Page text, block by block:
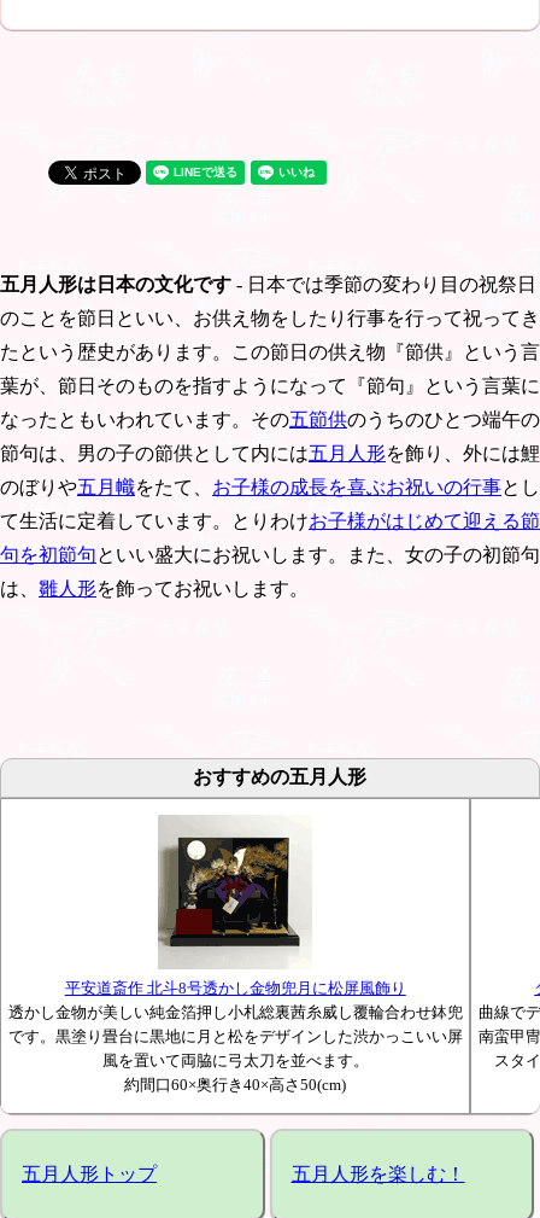
五月人形は日本の文化です - 日本では季節の変わり目の祝祭日
のことを節日といい、お供え物をしたり行事を行って祝ってき
たという歴史があります。この節日の供え物『節供』という言
葉が、節日そのものを指すようになって『節句』という言葉に
なったともいわれています。その五節供のうちのひとつ端午の
節句は、男の子の節供として内には五月人形を飾り、外には鯉
のぼりや五月幟をたて、 お子様の成長を喜ぶお祝いの行事とし
て生活に定着しています。とりわけお子様がはじめて迎える節
句を初節句といい盛大にお祝いします。また、女の子の初節句
は、 雛人形を飾ってお祝いします。
おすすめの五月人形
平安道斎作 北斗8号透かし金物兜月に松屏風飾り
透かし金物が美しい純金箔押し小札総裏茜糸威し覆輪合わせ鉢兜
です。黒塗り畳台に黒地に月と松をデザインした渋かっこいい屏
風を置いて両脇に弓太刀を並べます。
約間口60×奥行き40×高さ50(cm)
曲線で
南蛮甲
スタ
五月人形トップ 五月人形を楽しむ！